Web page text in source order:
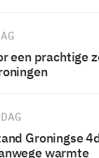
een prachtige
Groningse
warmte